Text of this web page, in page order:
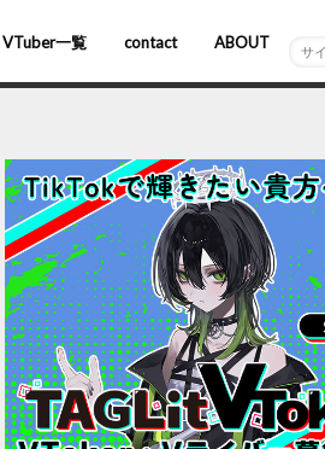
VTuber一覧
バーチャルYouTuber
VR/AR
ホロライブ
にじさんじ
ななしいんく
ぶいすぽっ！
contact ABOUT